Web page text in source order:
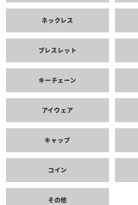
ネックレス
ブレスレット
キーチェーン
アイウェア
キャップ
コイン
その他